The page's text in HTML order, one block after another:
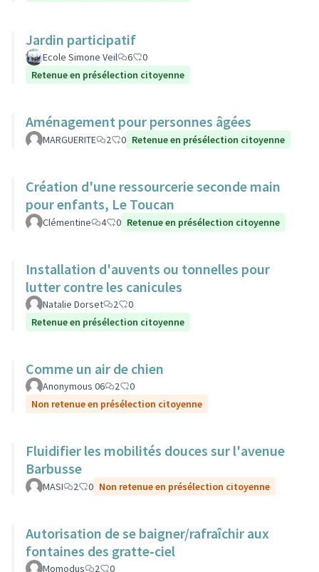
Jardin participatif
Ecole Simone Veil 6
0
Retenue en présélection citoyenne
Aménagement pour personnes âgées
MARGUERITE 2 0 Retenue en présélection citoyenne
Création d'une ressourcerie seconde main
pour enfants, Le Toucan
Clémentine 4 0 Retenue en présélection citoyenne
Installation d'auvents ou tonnelles pour
lutter contre les canicules
Natalie Dorset 2
0
Retenue en présélection citoyenne
Comme un air de chien
Anonymous 06 2
0
Non retenue en présélection citoyenne
Fluidifier les mobilités douces sur l'avenue
Barbusse
MASI 2 0 Non retenue en présélection citoyenne
Autorisation de se baigner/rafraîchir aux
fontaines des gratte-ciel
Momodus 2 0